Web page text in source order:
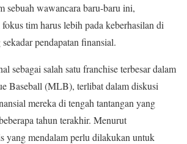
sebuah wawancara baru-baru ini,
tim harus lebih pada keberhasilan di
pendapatan finansial.
sebagai salah satu franchise terbesar dalam
Baseball (MLB), terlibat dalam diskusi
mereka di tengah tantangan yang
tahun terakhir. Menurut
yang mendalam perlu dilakukan untuk